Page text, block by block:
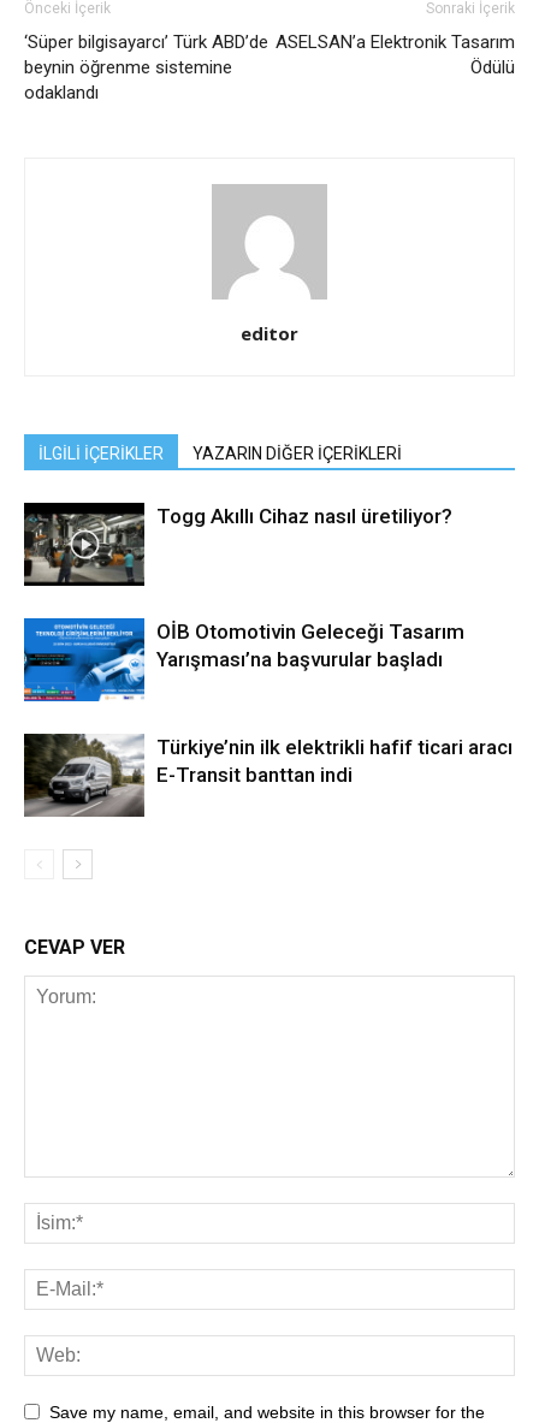
Önceki İçerik
‘Süper bilgisayarcı’ Türk ABD’de
beynin öğrenme sistemine
odaklandı
Sonraki İçerik
ASELSAN’a Elektronik Tasarım
Ödülü
editor
İLGİLİ İÇERİKLER YAZARIN DİĞER İÇERİKLERİ
Togg Akıllı Cihaz nasıl üretiliyor?
OİB Otomotivin Geleceği Tasarım
Yarışması’na başvurular başladı
Türkiye’nin ilk elektrikli hafif ticari aracı
E-Transit banttan indi
CEVAP VER
Save my name, email, and website in this browser for the